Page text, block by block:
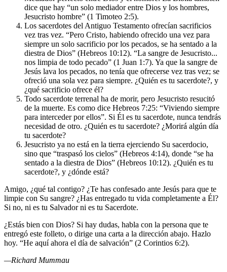
dice que hay “un solo mediador entre Dios y los hombres,
Jesucristo hombre” (1 Timoteo 2:5).
Los sacerdotes del Antiguo Testamento ofrecían sacrificios
vez tras vez. “Pero Cristo, habiendo ofrecido una vez para
siempre un solo sacrificio por los pecados, se ha sentado a la
diestra de Dios” (Hebreos 10:12). “La sangre de Jesucristo...
nos limpia de todo pecado” (1 Juan 1:7). Ya que la sangre de
Jesús lava los pecados, no tenía que ofrecerse vez tras vez; se
ofreció una sola vez para siempre. ¿Quién es tu sacerdote?, y
¿qué sacrificio ofrece él?
Todo sacerdote terrenal ha de morir, pero Jesucristo resucitó
de la muerte. Es como dice Hebreos 7:25: “Viviendo siempre
para interceder por ellos”. Si Él es tu sacerdote, nunca tendrás
necesidad de otro. ¿Quién es tu sacerdote? ¿Morirá algún día
tu sacerdote?
Jesucristo ya no está en la tierra ejerciendo Su sacerdocio,
sino que “traspasó los cielos” (Hebreos 4:14), donde “se ha
sentado a la diestra de Dios” (Hebreos 10:12). ¿Quién es tu
sacerdote?, y ¿dónde está?
Amigo, ¿qué tal contigo? ¿Te has confesado ante Jesús para que te
limpie con Su sangre? ¿Has entregado tu vida completamente a Él?
Si no, ni es tu Salvador ni es tu Sacerdote.
¿Estás bien con Dios? Si hay dudas, habla con la persona que te
entregó este folleto, o dirige una carta a la dirección abajo. Hazlo
hoy. “He aquí ahora el día de salvación” (2 Corintios 6:2).
—Richard Mummau